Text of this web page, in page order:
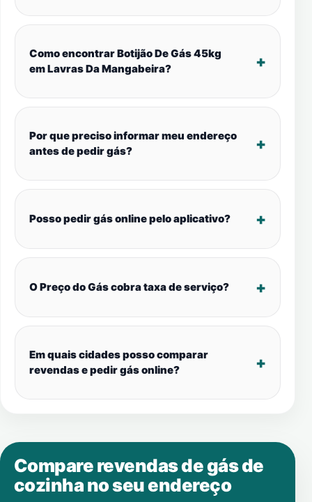
Como encontrar Botijão De Gás 45kg
em Lavras Da Mangabeira?
Por que preciso informar meu endereço
antes de pedir gás?
Posso pedir gás online pelo aplicativo?
O Preço do Gás cobra taxa de serviço?
Em quais cidades posso comparar
revendas e pedir gás online?
Compare revendas de gás de
cozinha no seu endereço